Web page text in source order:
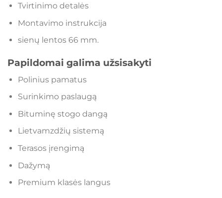
Tvirtinimo detalės
Montavimo instrukcija
sienų lentos 66 mm.
Papildomai galima užsisakyti
Polinius pamatus
Surinkimo paslaugą
Bituminę stogo dangą
Lietvamzdžių sistemą
Terasos įrengimą
Dažymą
Premium klasės langus